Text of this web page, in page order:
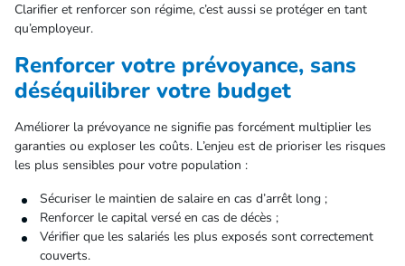
Clarifier et renforcer son régime, c’est aussi se protéger en tant
qu’employeur.
Renforcer votre prévoyance, sans
déséquilibrer votre budget
Améliorer la prévoyance ne signifie pas forcément multiplier les
garanties ou exploser les coûts. L’enjeu est de prioriser les risques
les plus sensibles pour votre population :
Sécuriser le maintien de salaire en cas d’arrêt long ;
Renforcer le capital versé en cas de décès ;
Vérifier que les salariés les plus exposés sont correctement
couverts.